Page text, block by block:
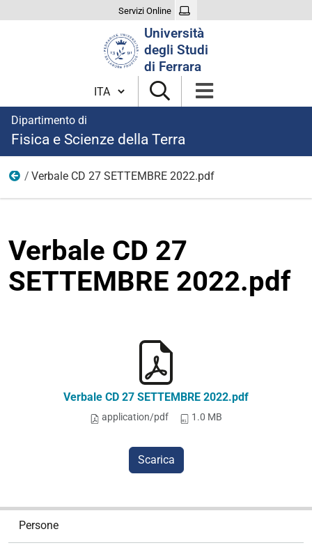
Servizi Online
Università
degli Studi
di Ferrara
Cambia lingua
Dipartimento di
Fisica e Scienze della Terra
2022
Verbale CD 27 SETTEMBRE 2022.pdf
Verbale CD 27
SETTEMBRE 2022.pdf
Verbale CD 27 SETTEMBRE 2022.pdf
application/pdf 1.0 MB
Scarica
Persone